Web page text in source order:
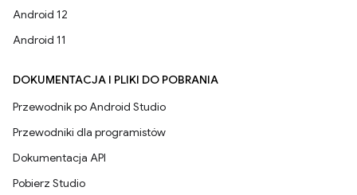
Android 12
Android 11
DOKUMENTACJA I PLIKI DO POBRANIA
Przewodnik po Android Studio
Przewodniki dla programistów
Dokumentacja API
Pobierz Studio